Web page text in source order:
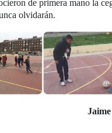
de primera mano la
olvidarán.